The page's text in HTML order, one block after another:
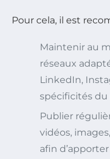
Pour cela, il est
Maintenir au
réseaux
LinkedIn,
spécificités du
Publier
vidéos,
afin